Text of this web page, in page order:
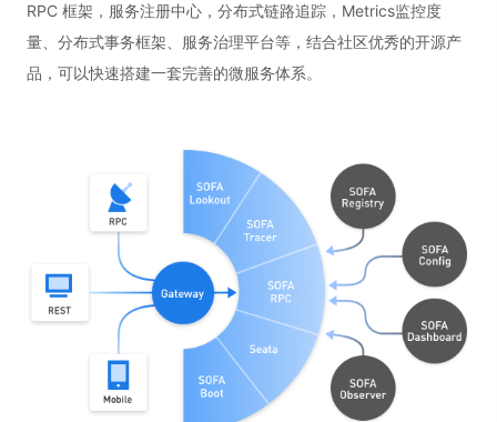
RPC 框架，服务注册中心，分布式链路追踪，Metrics监控度
量、分布式事务框架、服务治理平台等，结合社区优秀的开源产
品，可以快速搭建一套完善的微服务体系。